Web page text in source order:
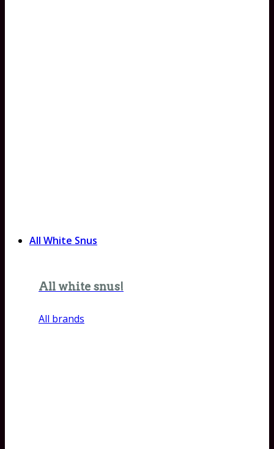
All White Snus
All white snus!
All brands